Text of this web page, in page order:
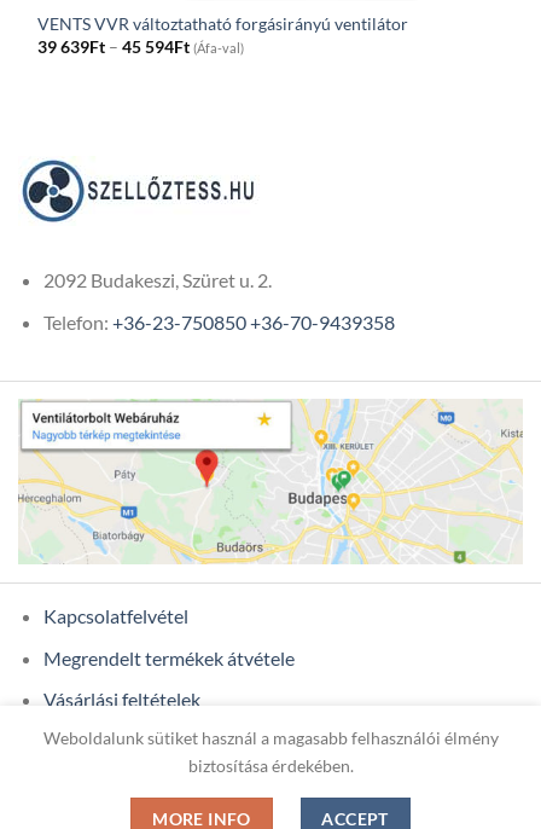
VENTS VVR változtatható forgásirányú ventilátor
39 639Ft – 45 594FtPrice
range:
(Áfa-val)
2092 Budakeszi, Szüret u. 2.
Telefon: +36-23-750850+36-70-9439358
Kapcsolatfelvétel
Megrendelt termékek átvétele
Vásárlási feltételek
Ügyfél adatok
Weboldalunk sütiket használ a magasabb felhasználói élmény
biztosítása érdekében.
MORE INFO ACCEPT